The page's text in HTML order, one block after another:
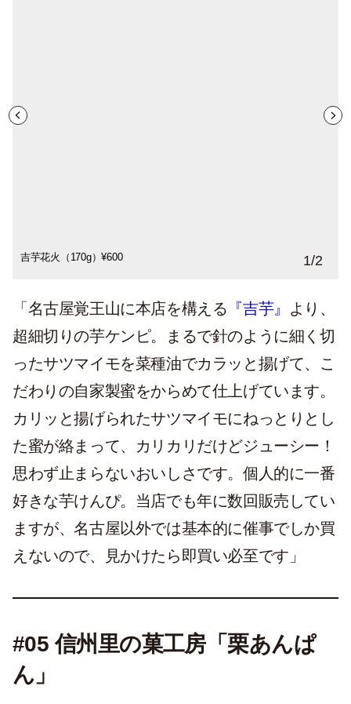
吉芋花火（170g）¥600 1/2
「名古屋覚王山に本店を構える 『吉芋』
より、
超細切りの芋ケンピ。まるで針のように細く切
ったサツマイモを菜種油でカラッと揚げて、こ
だわりの自家製蜜をからめて仕上げています。
カリッと揚げられたサツマイモにねっとりとし
た蜜が絡まって、カリカリだけどジューシー！
思わず止まらないおいしさです。個人的に一番
好きな芋けんぴ。当店でも年に数回販売してい
ますが、名古屋以外では基本的に催事でしか買
えないので、見かけたら即買い必至です」
#05 信州里の菓工房「栗あんぱ
ん」